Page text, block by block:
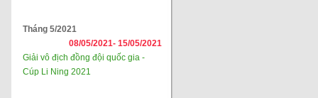
Tháng 5/2021
08/05/2021- 15/05/2021
Giải vô địch đồng đội quốc gia -
Cúp Li Ning 2021